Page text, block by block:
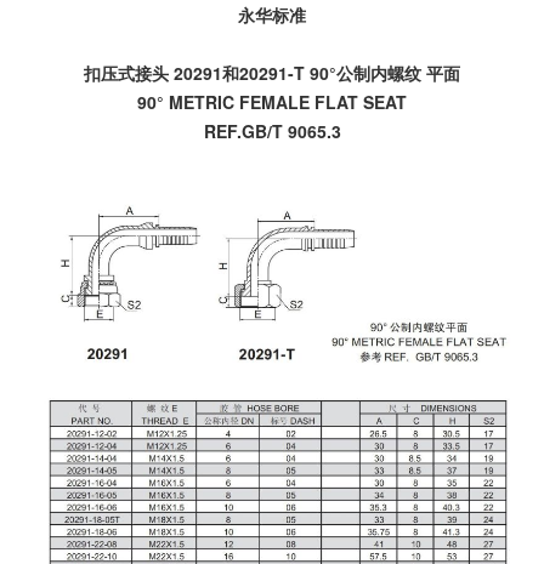
永华标准
扣压式接头 20291和20291-T 90°公制内螺纹 平面
90° METRIC FEMALE FLAT SEAT
REF.GB/T 9065.3